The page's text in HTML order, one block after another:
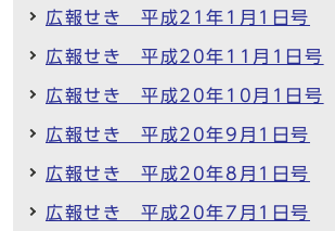
広報せき 平成21年1月1日号
広報せき 平成20年11月1日号
広報せき 平成20年10月1日号
広報せき 平成20年9月1日号
広報せき 平成20年8月1日号
広報せき 平成20年7月1日号